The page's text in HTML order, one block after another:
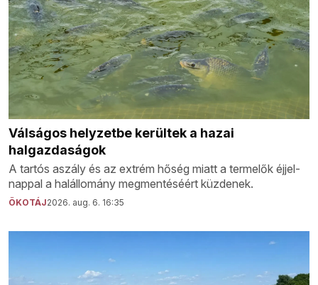
Válságos helyzetbe kerültek a hazai
halgazdaságok
A tartós aszály és az extrém hőség miatt a termelők éjjel-
nappal a halállomány megmentéséért küzdenek.
ÖKOTÁJ2026. aug. 6. 16:35